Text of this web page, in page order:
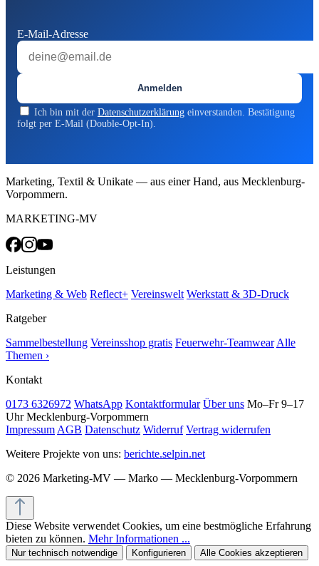
E-Mail-Adresse
Anmelden
Ich bin mit der Datenschutzerklärung einverstanden. Bestätigung
folgt per E-Mail (Double-Opt-In).
Marketing, Textil & Unikate — aus einer Hand, aus Mecklenburg-
Vorpommern.
MARKETING-MV
Leistungen
Marketing & Web Reflect+ Vereinswelt Werkstatt & 3D-Druck
Ratgeber
Sammelbestellung Vereinsshop gratis Feuerwehr-Teamwear Alle
Themen ›
Kontakt
0173 6326972 WhatsApp Kontaktformular Über uns Mo–Fr 9–17
Uhr Mecklenburg-Vorpommern
Impressum AGB Datenschutz Widerruf Vertrag widerrufen
Weitere Projekte von uns: berichte.selpin.net
© 2026 Marketing-MV — Marko — Mecklenburg-Vorpommern
Diese Website verwendet Cookies, um eine bestmögliche Erfahrung
bieten zu können. Mehr Informationen ...
Nur technisch notwendige Konfigurieren Alle Cookies akzeptieren